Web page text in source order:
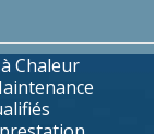
Chaleur